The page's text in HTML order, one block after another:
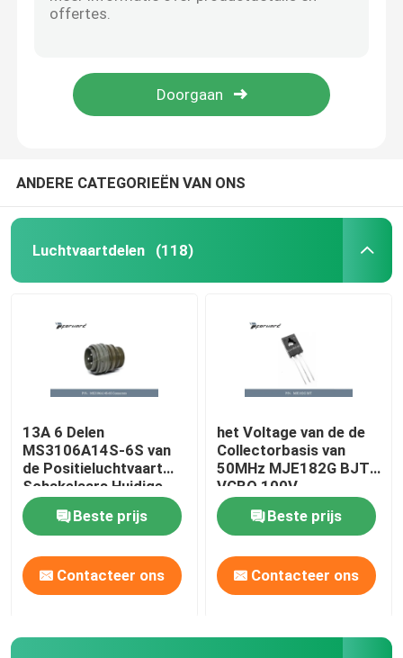
De Module van de laserafstandsmeter
PTZ-Camerasysteem
Wetshandhavingsregistrator
Elektrische Brushless gelijkstroom-Motor
CJ-6 Avation onderdelen
Anti-dronesystemen
Tools voor onderhoud van vliegtuigen
ANDERE CATEGORIEËN VAN ONS
Luchtvaartdelen (118)
13A 6 Delen
MS3106A14S-6S van
de Positieluchtvaart
Schakelaars Huidige
Classificatie 13A
Beste prijs
Contacteer ons
het Voltage van de de
Collectorbasis van
50MHz MJE182G BJT
VCBO 100V
Beste prijs
Contacteer ons